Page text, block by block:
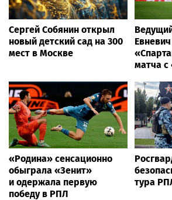
Сергей Собянин открыл
новый детский сад на 300
мест в Москве
матча
«Родина» сенсационно
обыграла «Зенит»
и одержала первую
победу в РПЛ
тура